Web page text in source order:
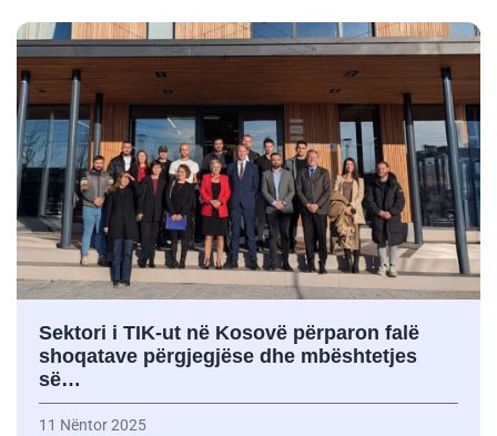
Sektori i TIK-ut në Kosovë përparon falë
shoqatave përgjegjëse dhe mbështetjes
së…
11 Nëntor 2025